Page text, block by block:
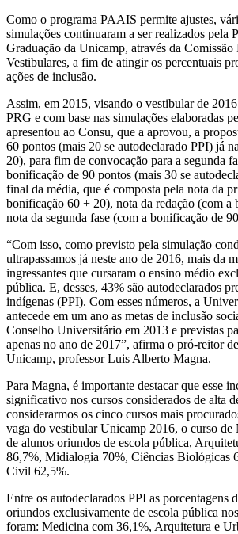
Como o programa PAAIS permite ajustes,
simulações continuaram a ser realizados pela
Graduação da Unicamp, através da Comissão
Vestibulares, a fim de atingir os percentuais
ações de inclusão.
Assim, em 2015, visando o vestibular de
PRG e com base nas simulações elaboradas
apresentou ao Consu, que a aprovou, a
60 pontos (mais 20 se autodeclarado PPI) já
20), para fim de convocação para a segunda
bonificação de 90 pontos (mais 30 se
final da média, que é composta pela nota da
bonificação 60 + 20), nota da redação (com a
nota da segunda fase (com a bonificação de
“Com isso, como previsto pela simulação
ultrapassamos já neste ano de 2016, mais da
ingressantes que cursaram o ensino médio
pública. E, desses, 43% são autodeclarados
indígenas (PPI). Com esses números, a
antecede em um ano as metas de inclusão
Conselho Universitário em 2013 e previstas
apenas no ano de 2017”, afirma o pró-reitor
Unicamp, professor Luis Alberto Magna.
Para Magna, é importante destacar que esse
significativo nos cursos considerados de alta
considerarmos os cinco cursos mais
vaga do vestibular Unicamp 2016, o curso de
de alunos oriundos de escola pública,
86,7%, Midialogia 70%, Ciências Biológicas
Civil 62,5%.
Entre os autodeclarados PPI as porcentagens
oriundos exclusivamente de escola pública
foram: Medicina com 36,1%, Arquitetura e